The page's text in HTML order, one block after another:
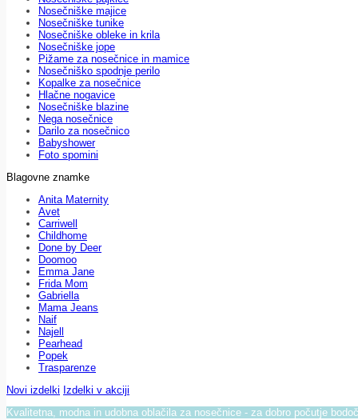
Nosečniške majice
Nosečniške tunike
Nosečniške obleke in krila
Nosečniške jope
Pižame za nosečnice in mamice
Nosečniško spodnje perilo
Kopalke za nosečnice
Hlačne nogavice
Nosečniške blazine
Nega nosečnice
Darilo za nosečnico
Babyshower
Foto spomini
Blagovne znamke
Anita Maternity
Avet
Carriwell
Childhome
Done by Deer
Doomoo
Emma Jane
Frida Mom
Gabriella
Mama Jeans
Naif
Najell
Pearhead
Popek
Trasparenze
Novi izdelki Izdelki v akciji
Kvalitetna, modna in udobna oblačila za nosečnice - za dobro počutje